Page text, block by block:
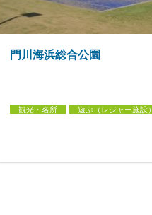
門川海浜総合公園
観光・名所 遊ぶ（レジャー施設）